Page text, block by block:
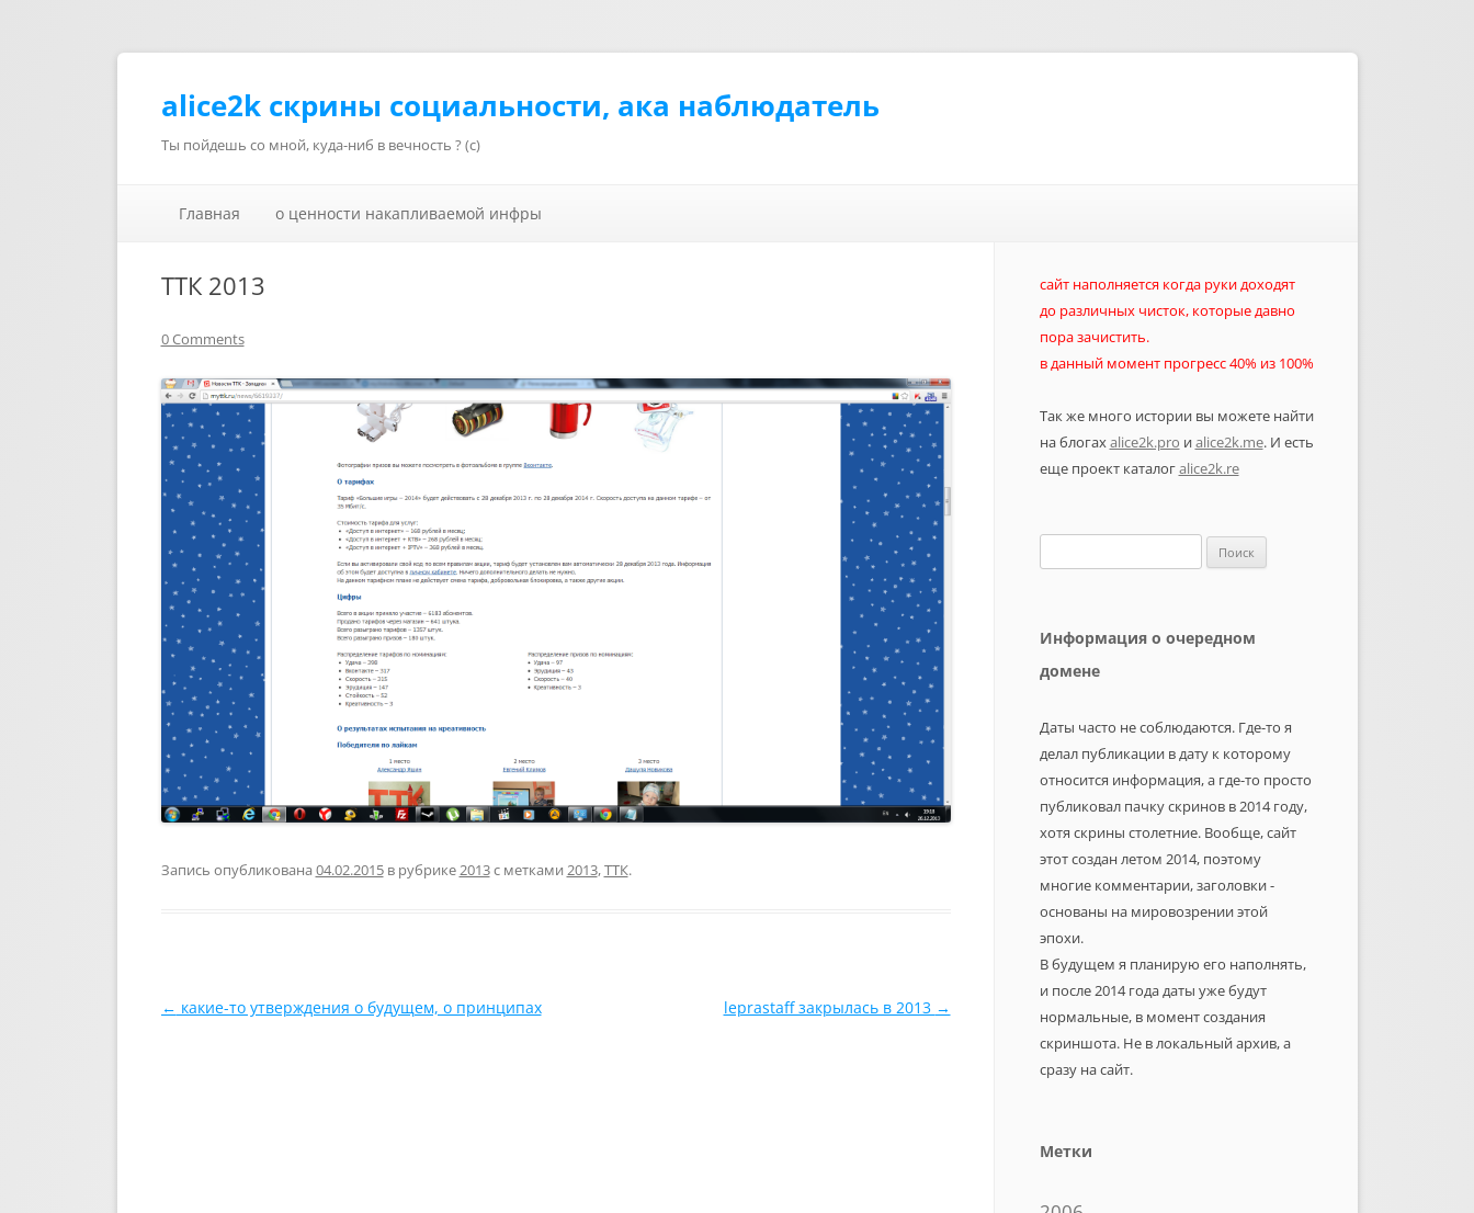
alice2k скрины социальности, ака наблюдатель
Ты пойдешь со мной, куда-ниб в вечность ? (с)
Главная
о ценности накапливаемой инфры
ТТК 2013
0 Comments
Запись опубликована 04.02.2015в рубрике2013с метками 2013,ТТК.
Навигация по записям
← какие-то утверждения о будущем, о принципах leprastaff закрылась в 2013 →
сайт наполняется когда руки доходят
до различных чисток, которые давно
пора зачистить.
в данный момент прогресс 40% из 100%
Так же много истории вы можете найти
на блогахalice2k.pro иalice2k.me. И есть
еще проект каталогalice2k.re
Информация о очередном
домене
Даты часто не соблюдаются. Где-то я
делал публикации в дату к которому
относится информация, а где-то просто
публиковал пачку скринов в 2014 году,
хотя скрины столетние. Вообще, сайт
этот создан летом 2014, поэтому
многие комментарии, заголовки -
основаны на мировозрении этой
эпохи.
В будущем я планирую его наполнять,
и после 2014 года даты уже будут
нормальные, в момент создания
скриншота. Не в локальный архив, а
сразу на сайт.
Метки